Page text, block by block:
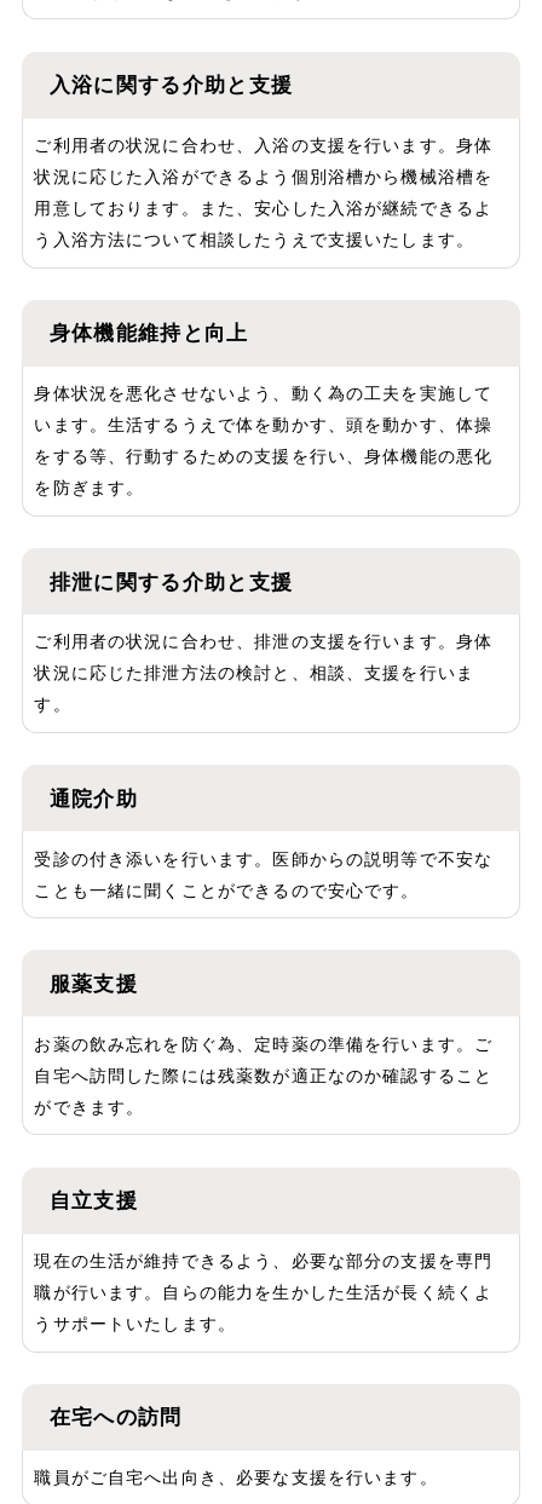
入浴に関する介助と支援
ご利用者の状況に合わせ、入浴の支援を行います。身体
状況に応じた入浴ができるよう個別浴槽から機械浴槽を
用意しております。また、安心した入浴が継続できるよ
う入浴方法について相談したうえで支援いたします。
身体機能維持と向上
身体状況を悪化させないよう、動く為の工夫を実施して
います。生活するうえで体を動かす、頭を動かす、体操
をする等、行動するための支援を行い、身体機能の悪化
を防ぎます。
排泄に関する介助と支援
ご利用者の状況に合わせ、排泄の支援を行います。身体
状況に応じた排泄方法の検討と、相談、支援を行いま
す。
通院介助
受診の付き添いを行います。医師からの説明等で不安な
ことも一緒に聞くことができるので安心です。
服薬支援
お薬の飲み忘れを防ぐ為、定時薬の準備を行います。ご
自宅へ訪問した際には残薬数が適正なのか確認すること
ができます。
自立支援
現在の生活が維持できるよう、必要な部分の支援を専門
職が行います。自らの能力を生かした生活が長く続くよ
うサポートいたします。
在宅への訪問
職員がご自宅へ出向き、必要な支援を行います。